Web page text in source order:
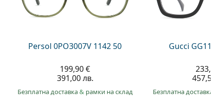
Persol 0PO3007V 1142 50
199,90 €
391,00 лв.
Безплатна доставка& рамки на склад
Gucci
Безплатна доставка